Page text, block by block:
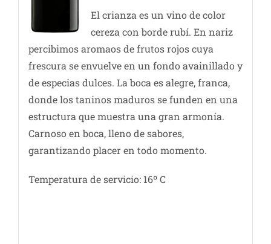
El crianza es un vino de color
cereza con borde rubí. En nariz
percibimos aromaos de frutos rojos cuya
frescura se envuelve en un fondo avainillado y
de especias dulces. La boca es alegre, franca,
donde los taninos maduros se funden en una
estructura que muestra una gran armonía.
Carnoso en boca, lleno de sabores,
garantizando placer en todo momento.
Temperatura de servicio: 16º C